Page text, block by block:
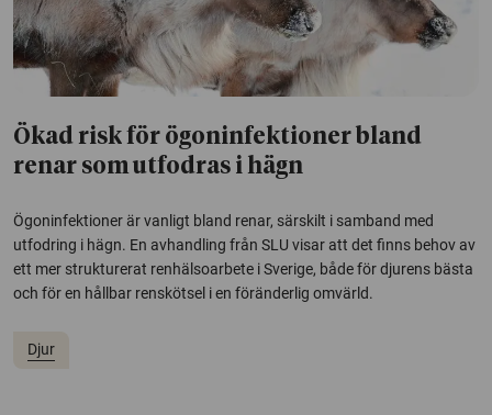
Ökad risk för ögoninfektioner bland
renar som utfodras i hägn
Ögoninfektioner är vanligt bland renar, särskilt i samband med
utfodring i hägn. En avhandling från SLU visar att det finns behov av
ett mer strukturerat renhälsoarbete i Sverige, både för djurens bästa
och för en hållbar renskötsel i en föränderlig omvärld.
Djur